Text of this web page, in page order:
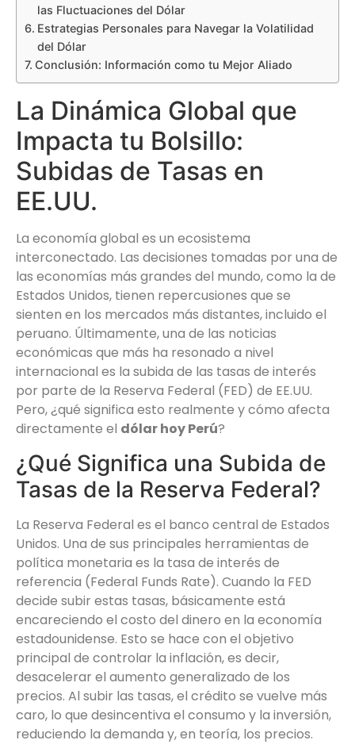
las Fluctuaciones del Dólar
Estrategias Personales para Navegar la Volatilidad
del Dólar
Conclusión: Información como tu Mejor Aliado
La Dinámica Global que
Impacta tu Bolsillo:
Subidas de Tasas en
EE.UU.
La economía global es un ecosistema
interconectado. Las decisiones tomadas por una de
las economías más grandes del mundo, como la de
Estados Unidos, tienen repercusiones que se
sienten en los mercados más distantes, incluido el
peruano. Últimamente, una de las noticias
económicas que más ha resonado a nivel
internacional es la subida de las tasas de interés
por parte de la Reserva Federal (FED) de EE.UU.
Pero, ¿qué significa esto realmente y cómo afecta
directamente el dólar hoy Perú?
¿Qué Significa una Subida de
Tasas de la Reserva Federal?
La Reserva Federal es el banco central de Estados
Unidos. Una de sus principales herramientas de
política monetaria es la tasa de interés de
referencia (Federal Funds Rate). Cuando la FED
decide subir estas tasas, básicamente está
encareciendo el costo del dinero en la economía
estadounidense. Esto se hace con el objetivo
principal de controlar la inflación, es decir,
desacelerar el aumento generalizado de los
precios. Al subir las tasas, el crédito se vuelve más
caro, lo que desincentiva el consumo y la inversión,
reduciendo la demanda y, en teoría, los precios.